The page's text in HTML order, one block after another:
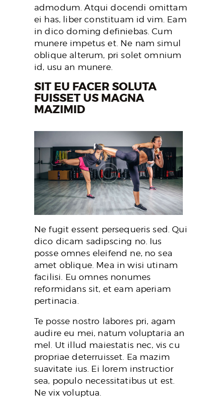
admodum. Atqui docendi omittam
ei has, liber constituam id vim. Eam
in dico doming definiebas. Cum
munere impetus et. Ne nam simul
oblique alterum, pri solet omnium
id, usu an munere.
SIT EU FACER SOLUTA
FUISSET US MAGNA
MAZIMID
Ne fugit essent persequeris sed. Qui
dico dicam sadipscing no. Ius
posse omnes eleifend ne, no sea
amet oblique. Mea in wisi utinam
facilisi. Eu omnes nonumes
reformidans sit, et eam aperiam
pertinacia.
Te posse nostro labores pri, agam
audire eu mei, natum voluptaria an
mel. Ut illud maiestatis nec, vis cu
propriae deterruisset. Ea mazim
suavitate ius. Ei lorem instructior
sea, populo necessitatibus ut est.
Ne vix voluptua.